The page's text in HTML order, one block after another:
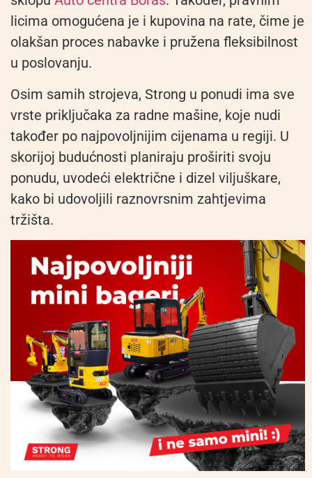
licima omogućena je i kupovina na rate, čime je
olakšan proces nabavke i pružena fleksibilnost
u poslovanju.
Osim samih strojeva, Strong u ponudi ima sve
vrste priključaka za radne mašine, koje nudi
također po najpovoljnijim cijenama u regiji. U
skorijoj budućnosti planiraju proširiti svoju
ponudu, uvodeći električne i dizel viljuškare,
kako bi udovoljili raznovrsnim zahtjevima
tržišta.